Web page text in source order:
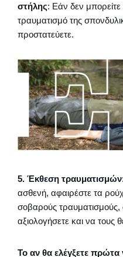
στήλης: Εάν δεν μπορείτε
τραυματισμό της
προστατεύετε.
5. Έκθεση τραυματισμών
ασθενή, αφαιρέστε τα
σοβαρούς
αξιολογήσετε και να
Το αν θα ελέγξετε πρώτα